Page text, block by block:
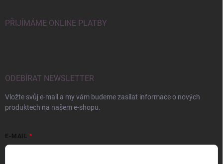
PŘIJÍMÁME ONLINE PLATBY
ODEBÍRAT NEWSLETTER
Vložte svůj e-mail a my vám budeme zasílat informace o nových
produktech na našem e-shopu.
E-MAIL